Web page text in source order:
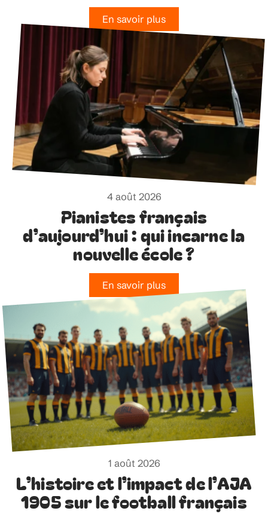
En savoir plus
4 août 2026
Pianistes français
d’aujourd’hui : qui incarne la
nouvelle école ?
En savoir plus
1 août 2026
L’histoire et l’impact de l’AJA
1905 sur le football français